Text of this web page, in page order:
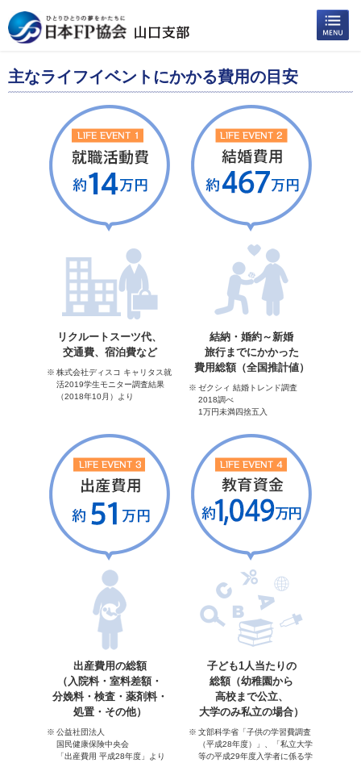
主なライフイベントにかかる費用の目安
リクルートスーツ代、
交通費、宿泊費など
株式会社ディスコ キャリタス就
活2019学生モニター調査結果
（2018年10月）より
結納・婚約～新婚
旅行までにかかった
費用総額（全国推計値）
ゼクシィ 結婚トレンド調査
2018調べ
1万円未満四捨五入
出産費用の総額
（入院料・室料差額・
分娩料・検査・薬剤料・
処置・その他）
公益社団法人
国民健康保険中央会
「出産費用 平成28年度」より
子ども1人当たりの
総額（幼稚園から
高校まで公立、
大学のみ私立の場合）
文部科学省「子供の学習費調査
（平成28年度）」、「私立大学
等の平成29年度入学者に係る学